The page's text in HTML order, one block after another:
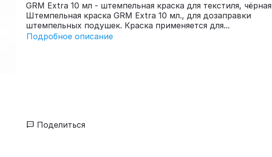
GRM Extra 10 мл - штемпельная краска для текстиля, чёрная
Штемпельная краска GRM Extra 10 мл., для дозаправки
штемпельных подушек. Краска применяется для...
Подробное описание
Поделиться